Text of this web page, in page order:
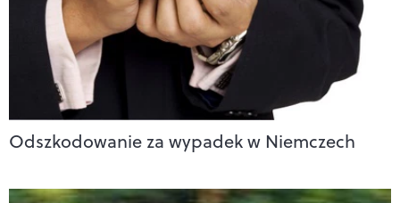
Odszkodowanie za wypadek w Niemczech